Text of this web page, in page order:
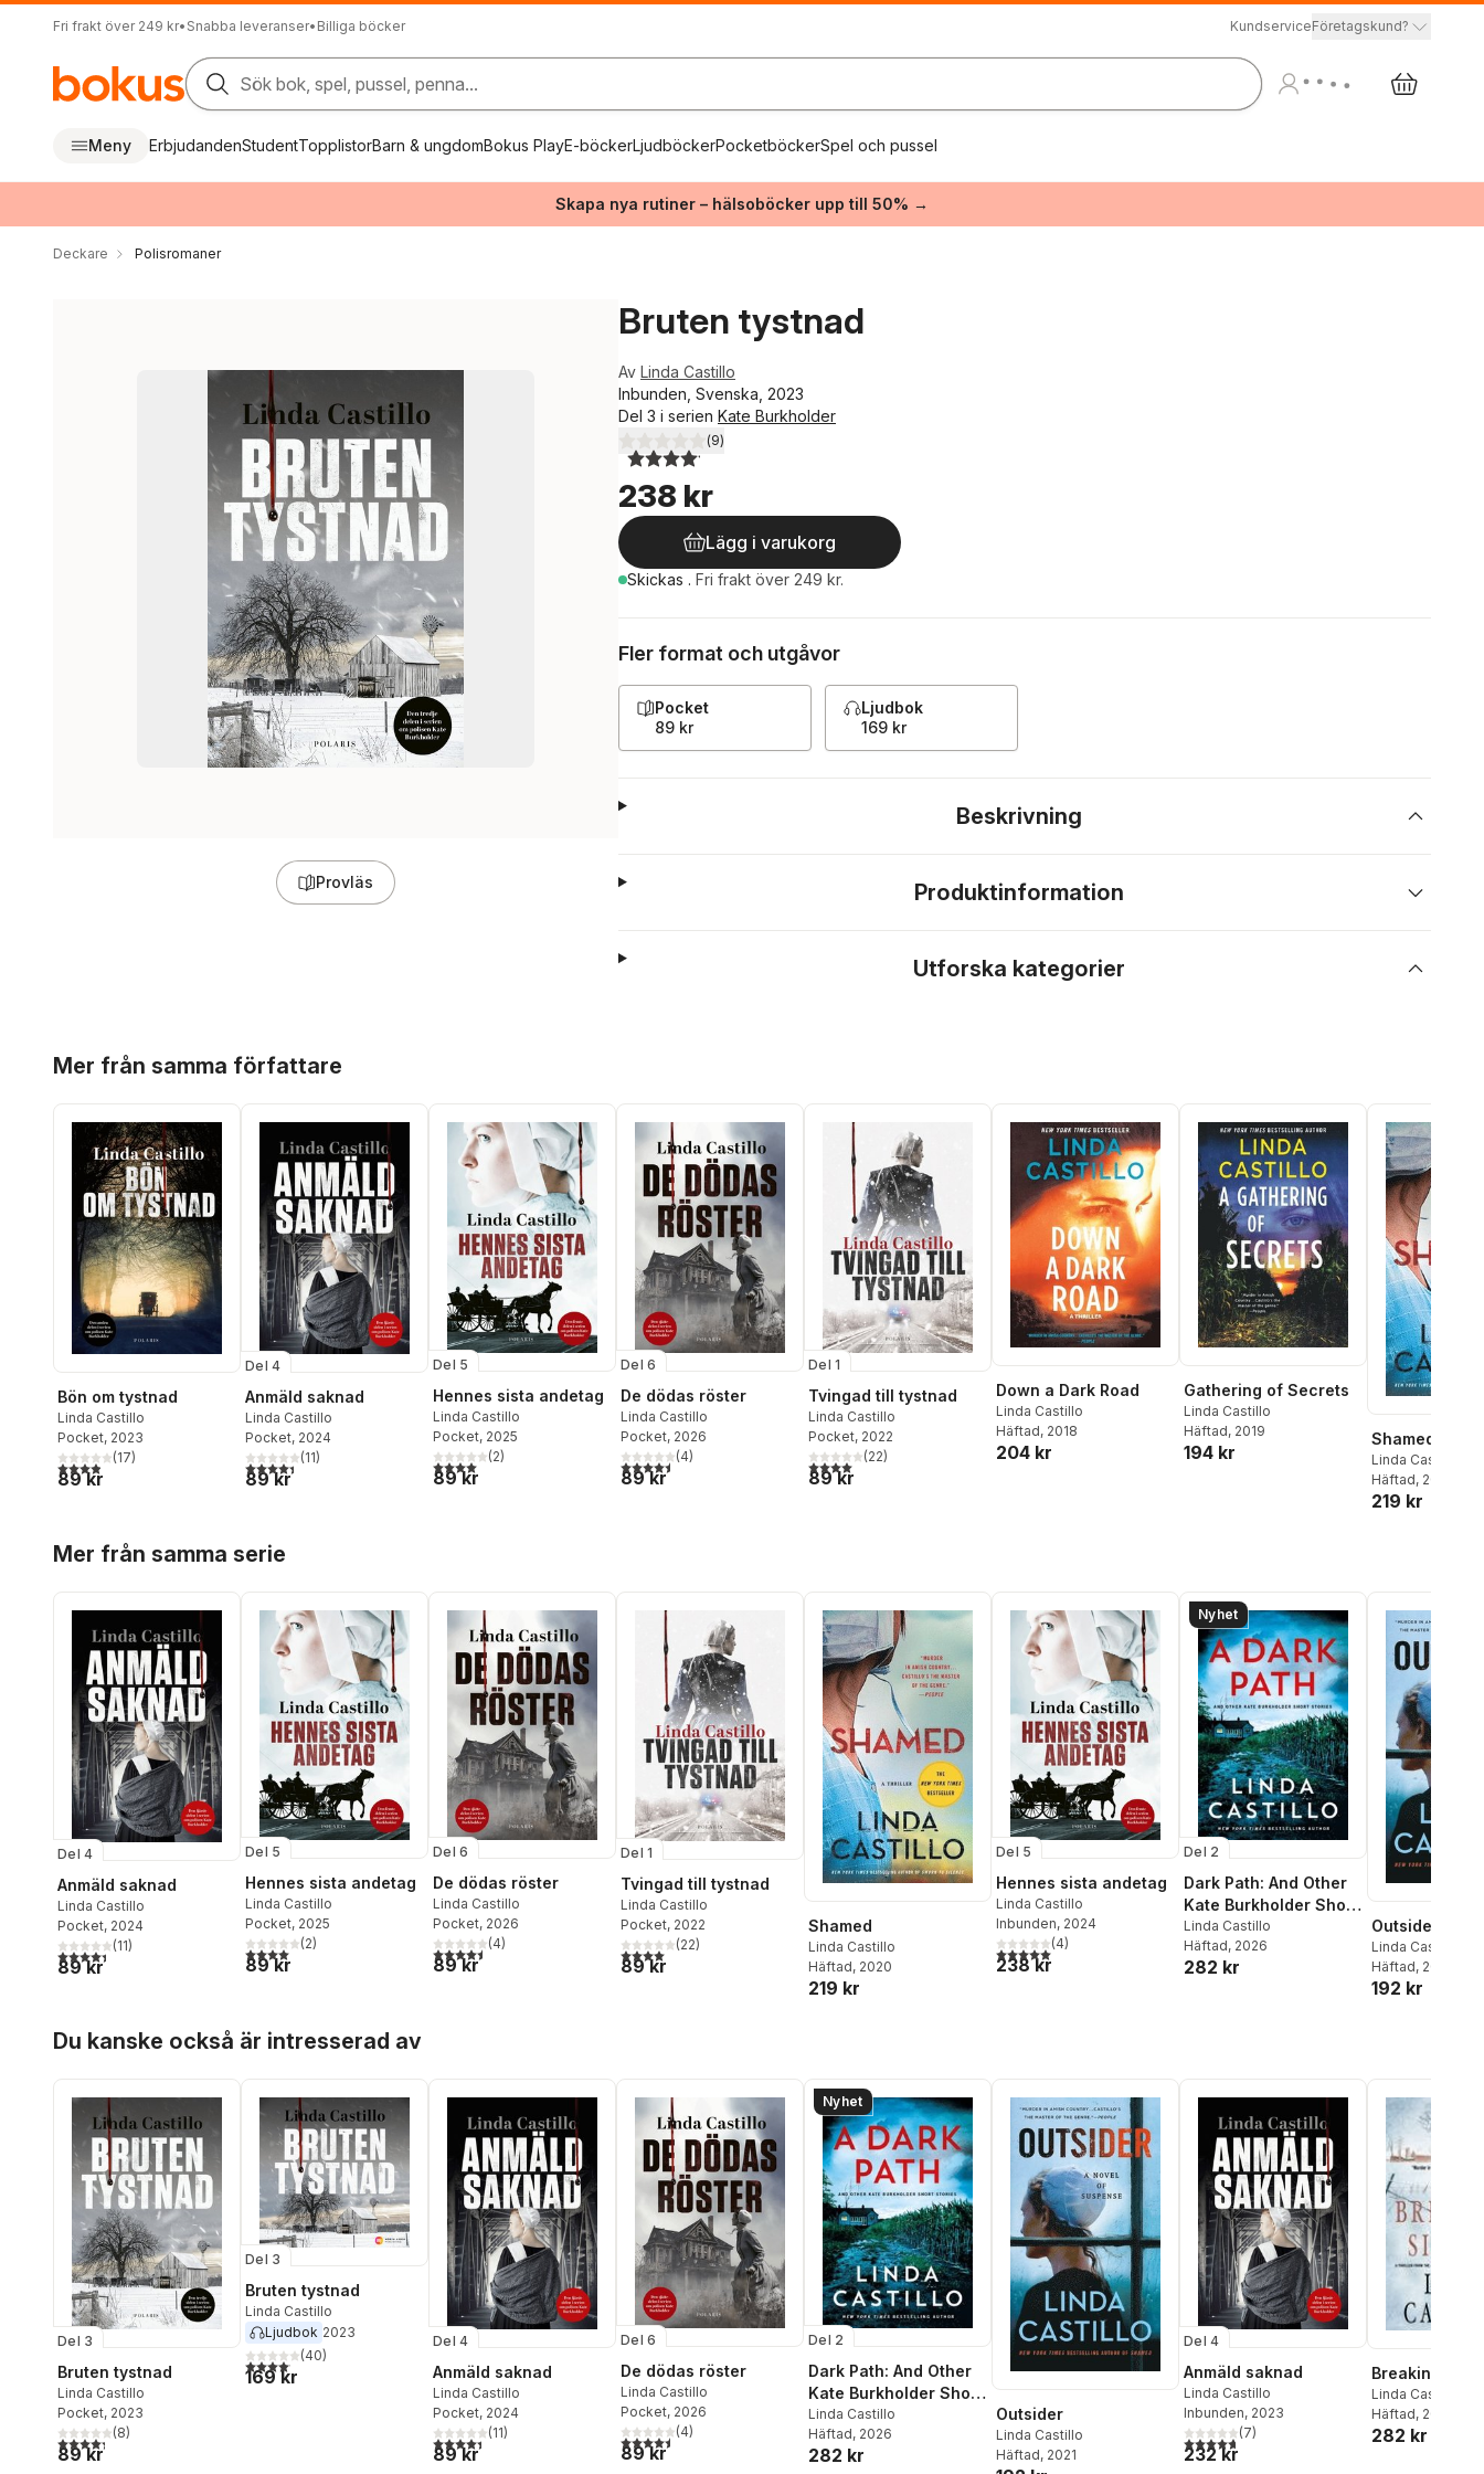
Fri frakt över 249 kr• Snabba leveranser• Billiga böcker KundserviceFöretagskund?
Sök bok, spel, pussel, penna...
Meny ErbjudandenStudentTopplistorBarn & ungdomBokus PlayE-böckerLjudböckerPocketböckerSpel och pussel
Skapa nya rutiner – hälsoböcker upp till 50% →
Deckare Polisromaner
Provläs
Bruten tystnad
Av Linda Castillo
Inbunden, Svenska, 2023
Del 3 i serien Kate Burkholder
4,1utav 5 stjärnor. Totalt antal röster:
(9)
238 kr
Lägg i varukorg
Skickas . Fri frakt över 249 kr.
Fler format och utgåvor
Pocket
89 kr
Ljudbok
169 kr
Beskrivning
Produktinformation
Utforska kategorier
Mer från samma författare
Bön om tystnad
Linda Castillo
Pocket, 2023
3,9utav 5 stjärnor. Totalt antal röster:
(17)
89 kr
Del 4
Anmäld saknad
Linda Castillo
Pocket, 2024
4,4utav 5 stjärnor. Totalt antal röster:
(11)
89 kr
Del 5
Hennes sista andetag
Linda Castillo
Pocket, 2025
4,0utav 5 stjärnor. Totalt antal röster:
(2)
89 kr
Del 6
De dödas röster
Linda Castillo
Pocket, 2026
4,5utav 5 stjärnor. Totalt antal röster:
(4)
89 kr
Del 1
Tvingad till tystnad
Linda Castillo
Pocket, 2022
4,0utav 5 stjärnor. Totalt antal röster:
(22)
89 kr
Down a Dark Road
Linda Castillo
Häftad, 2018
204 kr
Gathering of Secrets
Linda Castillo
Häftad, 2019
194 kr
Shamed
Linda Castillo
Häftad, 2020
219 kr
Mer från samma serie
Del 4
Anmäld saknad
Linda Castillo
Pocket, 2024
4,4utav 5 stjärnor. Totalt antal röster:
(11)
89 kr
Del 5
Hennes sista andetag
Linda Castillo
Pocket, 2025
4,0utav 5 stjärnor. Totalt antal röster:
(2)
89 kr
Del 6
De dödas röster
Linda Castillo
Pocket, 2026
4,5utav 5 stjärnor. Totalt antal röster:
(4)
89 kr
Del 1
Tvingad till tystnad
Linda Castillo
Pocket, 2022
4,0utav 5 stjärnor. Totalt antal röster:
(22)
89 kr
Shamed
Linda Castillo
Häftad, 2020
219 kr
Del 5
Hennes sista andetag
Linda Castillo
Inbunden, 2024
5,0utav 5 stjärnor. Totalt antal röster:
(4)
238 kr
Nyhet
Del 2
Dark Path: And Other
Kate Burkholder Short
Stories
Linda Castillo
Häftad, 2026
282 kr
Outsider
Linda Castillo
Häftad, 2021
192 kr
Du kanske också är intresserad av
Del 3
Bruten tystnad
Linda Castillo
Pocket, 2023
4,3utav 5 stjärnor. Totalt antal röster:
(8)
89 kr
Del 3
Bruten tystnad
Linda Castillo
Ljudbok 2023
4,1utav 5 stjärnor. Totalt antal röster:
(40)
169 kr
Del 4
Anmäld saknad
Linda Castillo
Pocket, 2024
4,4utav 5 stjärnor. Totalt antal röster:
(11)
89 kr
Del 6
De dödas röster
Linda Castillo
Pocket, 2026
4,5utav 5 stjärnor. Totalt antal röster:
(4)
89 kr
Nyhet
Del 2
Dark Path: And Other
Kate Burkholder Short
Stories
Linda Castillo
Häftad, 2026
282 kr
Outsider
Linda Castillo
Häftad, 2021
Del 4
Anmäld saknad
Linda Castillo
Inbunden, 2023
4,7utav 5 stjärnor. Totalt antal röster:
(7)
232 kr
Breaking
Linda Castillo
Häftad, 2012
282 kr